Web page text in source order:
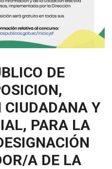
DE
CIUDADANA Y
PARA LA
A DE LA